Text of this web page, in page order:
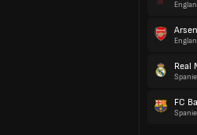
Real
FC